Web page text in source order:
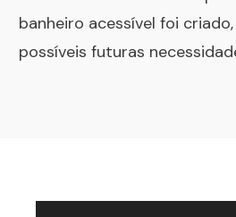
banheiro acessível foi
possíveis futuras